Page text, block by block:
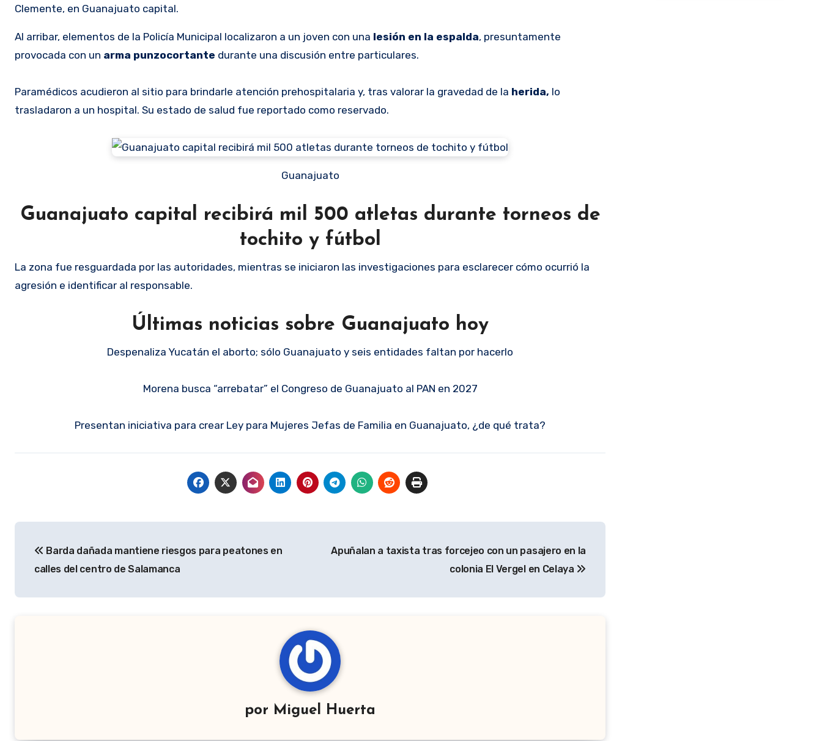
Clemente, en Guanajuato capital.
Al arribar, elementos de la Policía Municipal localizaron a un joven con una lesión en la espalda, presuntamente
provocada con un arma punzocortante durante una discusión entre particulares.
Paramédicos acudieron al sitio para brindarle atención prehospitalaria y, tras valorar la gravedad de la herida, lo
trasladaron a un hospital. Su estado de salud fue reportado como reservado.
Guanajuato
Guanajuato capital recibirá mil 500 atletas durante torneos de
tochito y fútbol
La zona fue resguardada por las autoridades, mientras se iniciaron las investigaciones para esclarecer cómo ocurrió la
agresión e identificar al responsable.
Últimas noticias sobre Guanajuato hoy
Despenaliza Yucatán el aborto; sólo Guanajuato y seis entidades faltan por hacerlo
Morena busca “arrebatar” el Congreso de Guanajuato al PAN en 2027
Presentan iniciativa para crear Ley para Mujeres Jefas de Familia en Guanajuato, ¿de qué trata?
de
Barda dañada mantiene riesgos para peatones en
calles del centro de Salamanca
Apuñalan a taxista tras forcejeo con un pasajero en la
colonia El Vergel en Celaya
por Miguel Huerta